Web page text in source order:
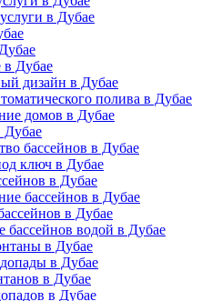
в Дубае
в Дубае
дизайн в Дубае
полива в Дубае
домов в Дубае
Дубае
бассейнов в Дубае
ключ в Дубае
в Дубае
бассейнов в Дубае
в Дубае
бассейнов водой в Дубае
в Дубае
в Дубае
в Дубае
в Дубае